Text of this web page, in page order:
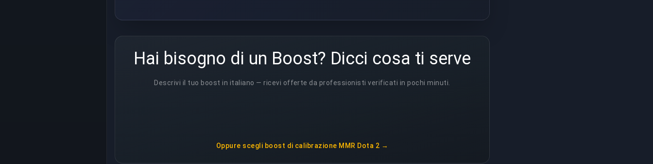
Hai bisogno di un Boost? Dicci cosa ti serve
Descrivi il tuo boost in italiano — ricevi offerte da professionisti verificati in pochi minuti.
Oppure scegli boost di calibrazione MMR Dota 2 →